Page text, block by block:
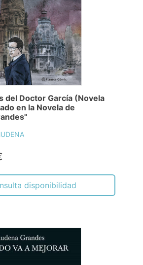
del Doctor García (Novela
en la Novela de
disponibilidad